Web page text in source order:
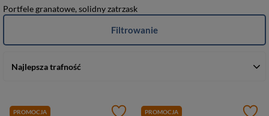
Portfele granatowe, solidny zatrzask
Najlepsza trafność
Filtrowanie
PROMOCJA PROMOCJA